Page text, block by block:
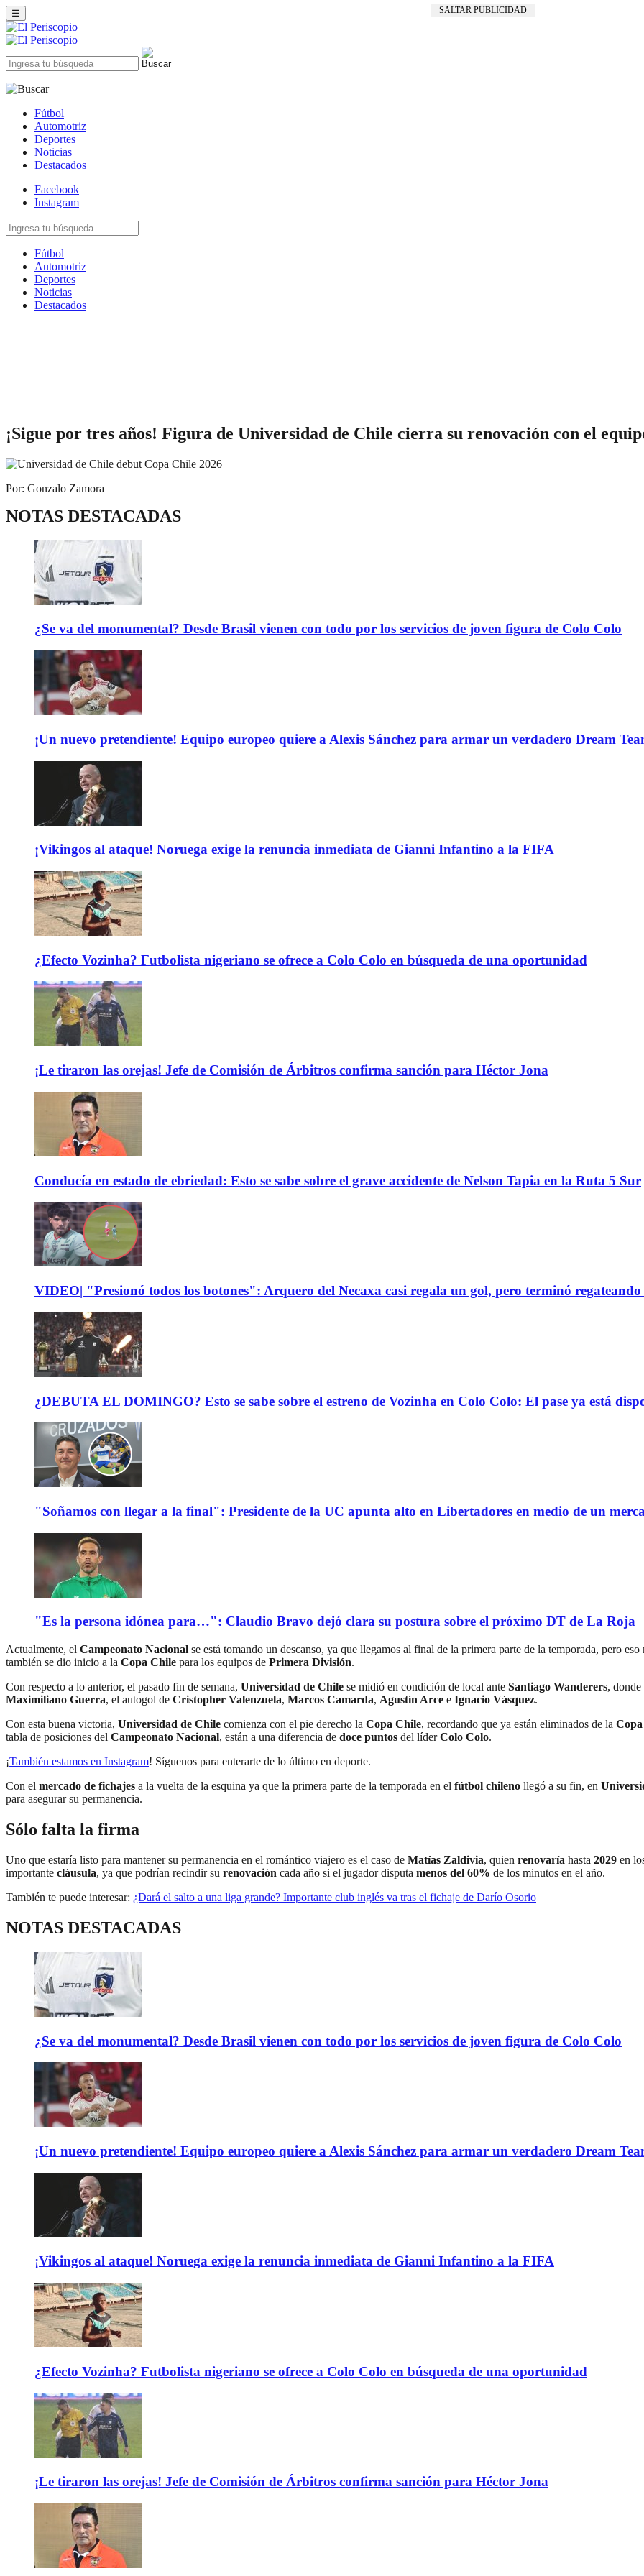
SALTAR PUBLICIDAD
☰
Fútbol
Automotriz
Deportes
Noticias
Destacados
Facebook
Instagram
Fútbol
Automotriz
Deportes
Noticias
Destacados
¡Sigue por tres años! Figura de Universidad de Chile cierra su renovación con el
Por: Gonzalo Zamora
NOTAS DESTACADAS
¿Se va del monumental? Desde Brasil vienen con todo por los servicios de joven figura de Colo Colo
¡Un nuevo pretendiente! Equipo europeo quiere a Alexis Sánchez para armar un verdadero Dream
¡Vikingos al ataque! Noruega exige la renuncia inmediata de Gianni Infantino a la FIFA
¿Efecto Vozinha? Futbolista nigeriano se ofrece a Colo Colo en búsqueda de una oportunidad
¡Le tiraron las orejas! Jefe de Comisión de Árbitros confirma sanción para Héctor Jona
Conducía en estado de ebriedad: Esto se sabe sobre el grave accidente de Nelson Tapia en la Ruta 5 Sur
VIDEO| "Presionó todos los botones": Arquero del Necaxa casi regala un gol, pero terminó
¿DEBUTA EL DOMINGO? Esto se sabe sobre el estreno de Vozinha en Colo Colo: El pase ya está
"Soñamos con llegar a la final": Presidente de la UC apunta alto en Libertadores en medio de un
"Es la persona idónea para…": Claudio Bravo dejó clara su postura sobre el próximo DT de La Roja
Actualmente, el Campeonato Nacional se está tomando un descanso, ya que llegamos al final de la primera parte de la temporada, pero
también se dio inicio a la Copa Chile para los equipos de Primera División.
Con respecto a lo anterior, el pasado fin de semana, Universidad de Chile se midió en condición de local ante Santiago Wanderers,
Maximiliano Guerra, el autogol de Cristopher Valenzuela, Marcos Camarda, Agustín Arce e Ignacio Vásquez.
Con esta buena victoria, Universidad de Chile comienza con el pie derecho la Copa Chile, recordando que ya están eliminados de la
tabla de posiciones del Campeonato Nacional, están a una diferencia de doce puntos del líderColo Colo.
¡También estamos en Instagram! Síguenos para enterarte de lo último en deporte.
Con el mercado de fichajes a la vuelta de la esquina ya que la primera parte de la temporada en el fútbol chileno llegó a su fin, en
para asegurar su permanencia.
Sólo falta la firma
Uno que estaría listo para mantener su permanencia en el romántico viajero es el caso de Matías Zaldivia, quien renovaría hasta 2029 en
importante cláusula, ya que podrían recindir su renovación cada año si el jugador disputa menos del 60% de los minutos en el año.
También te puede interesar: ¿Dará el salto a una liga grande? Importante club inglés va tras el fichaje de Darío Osorio
NOTAS DESTACADAS
¿Se va del monumental? Desde Brasil vienen con todo por los servicios de joven figura de Colo Colo
¡Un nuevo pretendiente! Equipo europeo quiere a Alexis Sánchez para armar un verdadero Dream
¡Vikingos al ataque! Noruega exige la renuncia inmediata de Gianni Infantino a la FIFA
¿Efecto Vozinha? Futbolista nigeriano se ofrece a Colo Colo en búsqueda de una oportunidad
¡Le tiraron las orejas! Jefe de Comisión de Árbitros confirma sanción para Héctor Jona